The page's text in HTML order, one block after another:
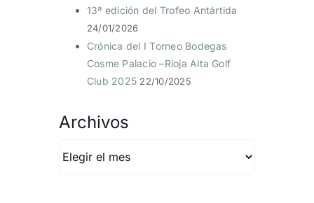
13ª edición del Trofeo Antártida
24/01/2026
Crónica del I Torneo Bodegas
Cosme Palacio –Rioja Alta Golf
Club 2025 22/10/2025
Archivos